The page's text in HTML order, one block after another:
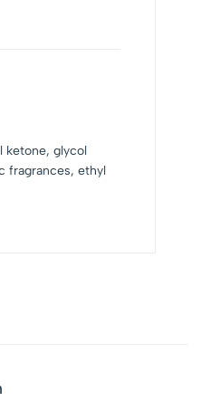
ketone, glycol
fragrances, ethyl